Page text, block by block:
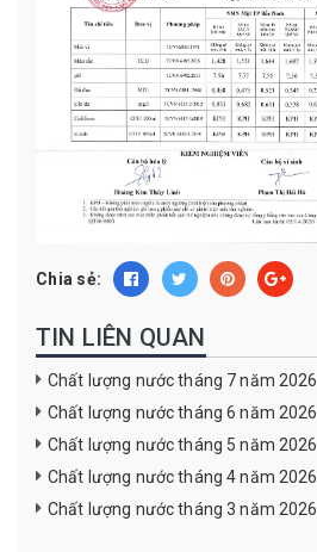
Chia sẻ:
TIN LIÊN QUAN
Chất lượng nước tháng 7 năm 2026
Chất lượng nước tháng 6 năm 2026
Chất lượng nước tháng 5 năm 2026
Chất lượng nước tháng 4 năm 2026
Chất lượng nước tháng 3 năm 2026